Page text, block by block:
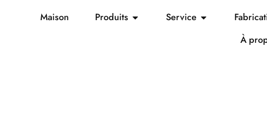
Maison Produits Service
À